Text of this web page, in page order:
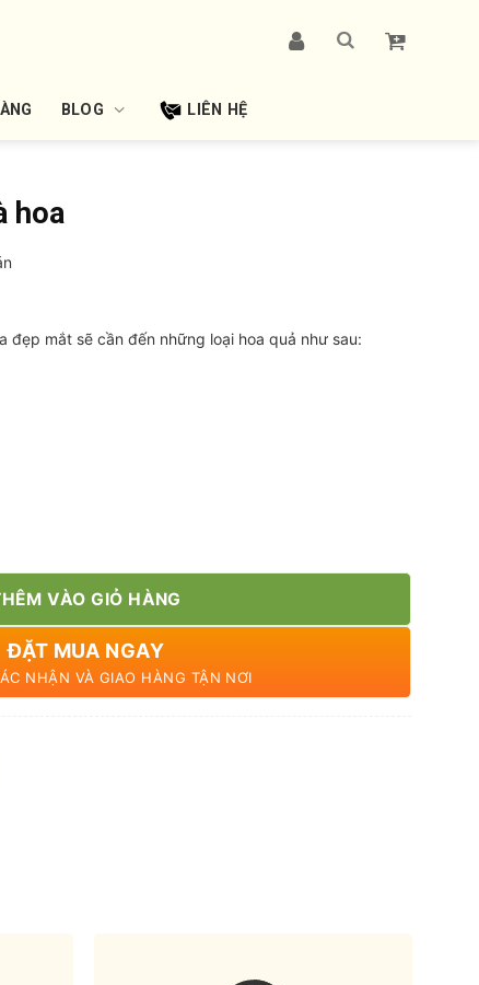
BLOG LIÊN HỆ
hoa
đẹp mắt sẽ cần đến những loại hoa quả như sau:
VÀO GIỎ HÀNG
ĐẶT MUA NGAY
NHẬN VÀ GIAO HÀNG TẬN NƠI